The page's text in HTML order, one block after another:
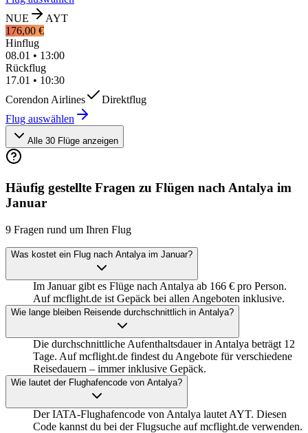
NUE
AYT
176,00 €
Hinflug
08.01 • 13:00
Rückflug
17.01 • 10:30
Corendon Airlines
Direktflug
Flug auswählen
Alle 30 Flüge anzeigen
Häufig gestellte Fragen zu Flügen nach Antalya im
Januar
9 Fragen rund um Ihren Flug
Was kostet ein Flug nach Antalya im Januar?
Im Januar gibt es Flüge nach Antalya ab 166 € pro Person.
Auf mcflight.de ist Gepäck bei allen Angeboten inklusive.
Wie lange bleiben Reisende durchschnittlich in Antalya?
Die durchschnittliche Aufenthaltsdauer in Antalya beträgt 12
Tage. Auf mcflight.de findest du Angebote für verschiedene
Reisedauern – immer inklusive Gepäck.
Wie lautet der Flughafencode von Antalya?
Der IATA-Flughafencode von Antalya lautet AYT. Diesen
Code kannst du bei der Flugsuche auf mcflight.de verwenden.